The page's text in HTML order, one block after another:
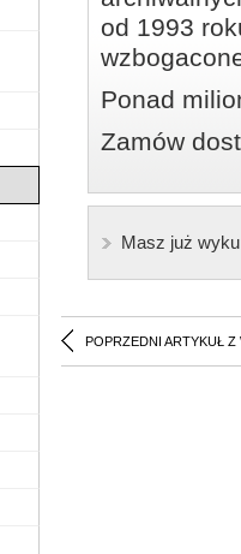
od 1993
Ponad
Zamów
Masz już
POPRZEDNI ARTYKUŁ Z